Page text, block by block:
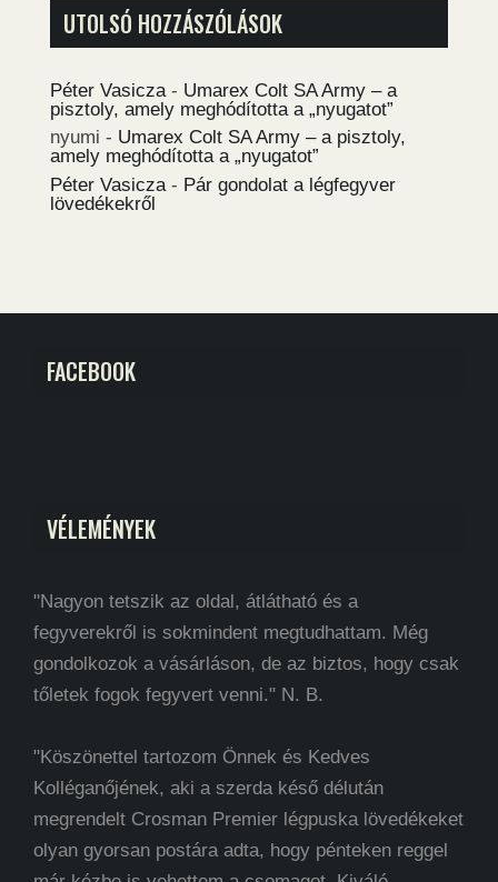
UTOLSÓ HOZZÁSZÓLÁSOK
Péter Vasicza - Umarex Colt SA Army – a
pisztoly, amely meghódította a „nyugatot”
nyumi - Umarex Colt SA Army – a pisztoly,
amely meghódította a „nyugatot”
Péter Vasicza - Pár gondolat a légfegyver
lövedékekről
FACEBOOK
VÉLEMÉNYEK
"Nagyon tetszik az oldal, átlátható és a
fegyverekről is sokmindent megtudhattam. Még
gondolkozok a vásárláson, de az biztos, hogy csak
tőletek fogok fegyvert venni." N. B.
"Köszönettel tartozom Önnek és Kedves
Kolléganőjének, aki a szerda késő délután
megrendelt Crosman Premier légpuska lövedékeket
olyan gyorsan postára adta, hogy pénteken reggel